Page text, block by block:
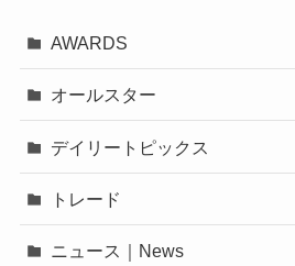
AWARDS
オールスター
デイリートピックス
トレード
ニュース｜News